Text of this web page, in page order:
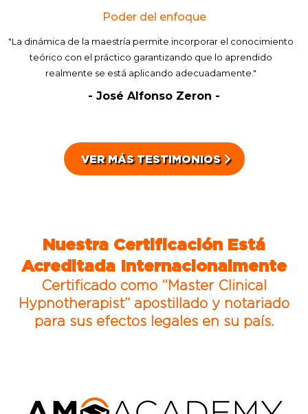
Poder del enfoque
"La dinámica de la maestría permite incorporar el conocimiento
teórico con el práctico garantizando que lo aprendido
realmente se está aplicando adecuadamente."
- José Alfonso Zeron -
VER MÁS TESTIMONIOS
Nuestra Certificación Está
Acreditada Internacionalmente
Certificado como “Master Clinical
Hypnotherapist” apostillado y notariado
para sus efectos legales en su país.